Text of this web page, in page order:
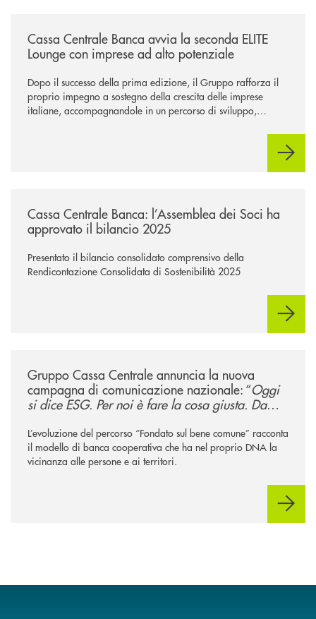
Cassa Centrale Banca avvia la seconda ELITE
Lounge con imprese ad alto potenziale
Dopo il successo della prima edizione, il Gruppo rafforza il
proprio impegno a sostegno della crescita delle imprese
italiane, accompagnandole in un percorso di sviluppo,
Cassa Centrale Banca: l’Assemblea dei Soci ha
approvato il bilancio 2025
Presentato il bilancio consolidato comprensivo della
Rendicontazione Consolidata di Sostenibilità 2025
Gruppo Cassa Centrale annuncia la nuova
campagna di comunicazione nazionale: “Oggi
si dice ESG. Per noi è fare la cosa giusta. Da
L’evoluzione del percorso “Fondato sul bene comune” racconta
il modello di banca cooperativa che ha nel proprio DNA la
vicinanza alle persone e ai territori.